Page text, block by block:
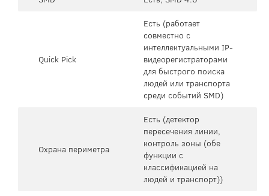
Quick Pick
Есть (работает
совместно с
интеллектуальными IP-
видеорегистраторами
для быстрого поиска
людей или транспорта
среди событий SMD)
Охрана периметра
Есть (детектор
пересечения линии,
контроль зоны (обе
функции с
классификацией на
людей и транспорт))